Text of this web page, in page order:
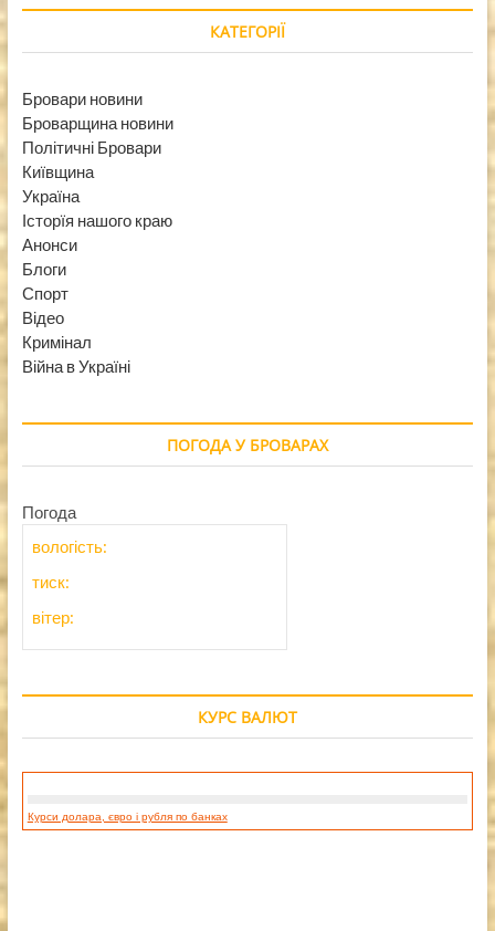
КАТЕГОРІЇ
Бровари новини
Броварщина новини
Політичні Бровари
Київщина
Україна
Історїя нашого краю
Анонси
Блоги
Спорт
Відео
Кримінал
Війна в Україні
ПОГОДА У БРОВАРАХ
Погода
вологість:
тиск:
вітер:
КУРС ВАЛЮТ
Курси долара, євро і рубля по банках